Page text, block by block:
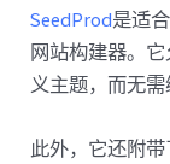
SeedProd是适
网站构建器。
义主题，而无需
此外，它还附